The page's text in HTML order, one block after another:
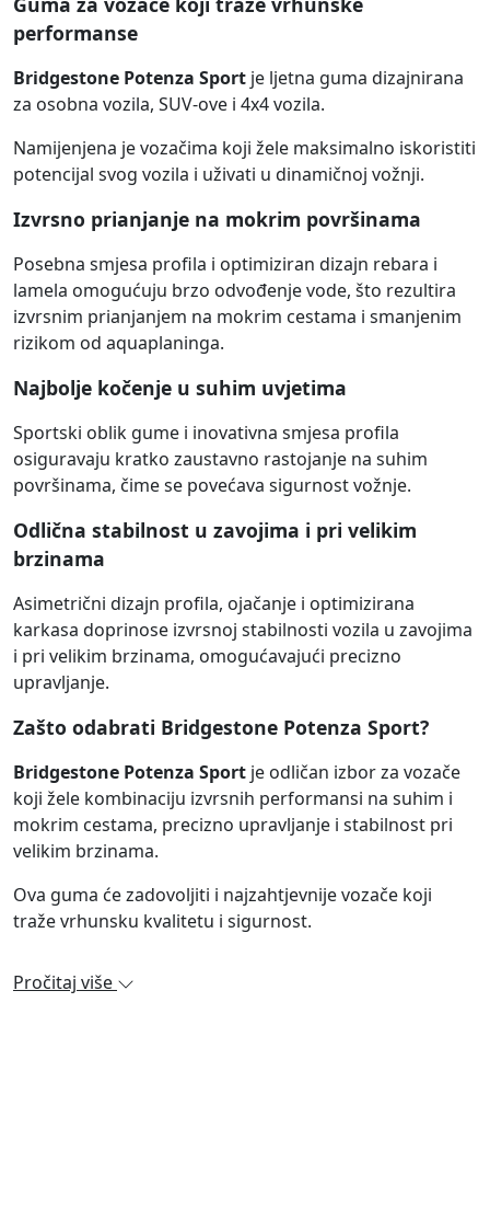
performanse
Bridgestone Potenza Sport je ljetna guma dizajnirana
za osobna vozila, SUV-ove i 4x4 vozila.
Namijenjena je vozačima koji žele maksimalno iskoristiti
potencijal svog vozila i uživati u dinamičnoj vožnji.
Izvrsno prianjanje na mokrim površinama
Posebna smjesa profila i optimiziran dizajn rebara i
lamela omogućuju brzo odvođenje vode, što rezultira
izvrsnim prianjanjem na mokrim cestama i smanjenim
rizikom od aquaplaninga.
Najbolje kočenje u suhim uvjetima
Sportski oblik gume i inovativna smjesa profila
osiguravaju kratko zaustavno rastojanje na suhim
površinama, čime se povećava sigurnost vožnje.
Odlična stabilnost u zavojima i pri velikim
brzinama
Asimetrični dizajn profila, ojačanje i optimizirana
karkasa doprinose izvrsnoj stabilnosti vozila u zavojima
i pri velikim brzinama, omogućavajući precizno
upravljanje.
Zašto odabrati Bridgestone Potenza Sport?
Bridgestone Potenza Sport je odličan izbor za vozače
koji žele kombinaciju izvrsnih performansi na suhim i
mokrim cestama, precizno upravljanje i stabilnost pri
velikim brzinama.
Ova guma će zadovoljiti i najzahtjevnije vozače koji
traže vrhunsku kvalitetu i sigurnost.
Pročitaj više